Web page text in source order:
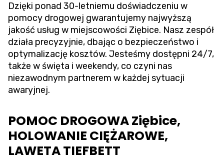
Dzięki ponad 30-letniemu doświadczeniu w
pomocy drogowej gwarantujemy najwyższą
jakość usług w miejscowości Ziębice. Nasz zespół
działa precyzyjnie, dbając o bezpieczeństwo i
optymalizację kosztów. Jesteśmy dostępni 24/7,
także w święta i weekendy, co czyni nas
niezawodnym partnerem w każdej sytuacji
awaryjnej.
POMOC DROGOWA Ziębice,
HOLOWANIE CIĘŻAROWE,
LAWETA TIEFBETT